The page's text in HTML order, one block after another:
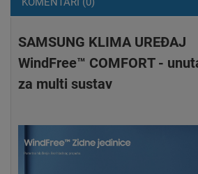
SAMSUNG KLIMA UREĐAJ
WindFree™ COMFORT -
za multi sustav